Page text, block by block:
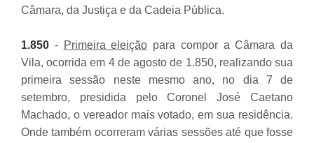
Câmara, da Justiça e da Cadeia Pública.
1.850 - Primeira eleição para compor a Câmara da
Vila, ocorrida em 4 de agosto de 1.850, realizando sua
primeira sessão neste mesmo ano, no dia 7 de
setembro, presidida pelo Coronel José Caetano
Machado, o vereador mais votado, em sua residência.
Onde também ocorreram várias sessões até que fosse